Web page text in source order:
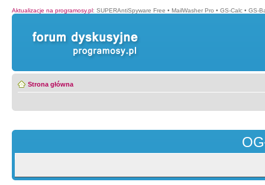
Aktualizacje na programosy.pl: SUPERAntiSpyware Free • MailWasher Pro • GS-Calc • GS-
Strona główna